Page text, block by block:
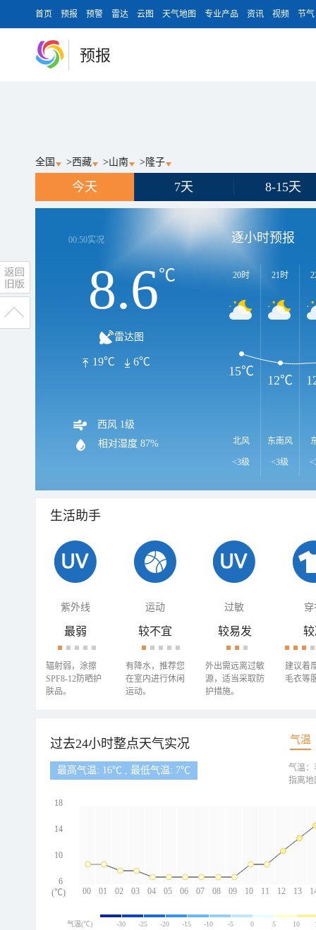
首页 预报 预警 雷达 云图 天气地图 专业产品 资讯 视频 节气
预报
全国 >西藏 >山南 > 隆子
今天 7天 8-15天
00:50实况
8.6℃
雷达图
19℃ 6℃
西风 1级
相对湿度 87%
逐小时预报
20时
北风
<3级
21时
东南风
<3级
15℃
12℃
生活助手
紫外线 运动 过敏 穿
最弱
辐射弱，涂擦
SPF8-12防晒护
肤品。
较不宜
有降水，推荐您
在室内进行休闲
运动。
较易发
外出需远离过敏
源，适当采取防
护措施。
建议着
毛衣等
过去24小时整点天气实况 气温
最高气温: 16℃ , 最低气温: 7℃
00 01 02 03 04 05 06 07 08 09 10 11 12 13
18
14
10
6
(℃)
气温：
指离地
气温(℃) -30 -25 -20 -15 -10 -5 0 5 10